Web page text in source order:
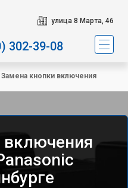
улица 8 Марта, 46
302-39-08
Замена кнопки включения
включения